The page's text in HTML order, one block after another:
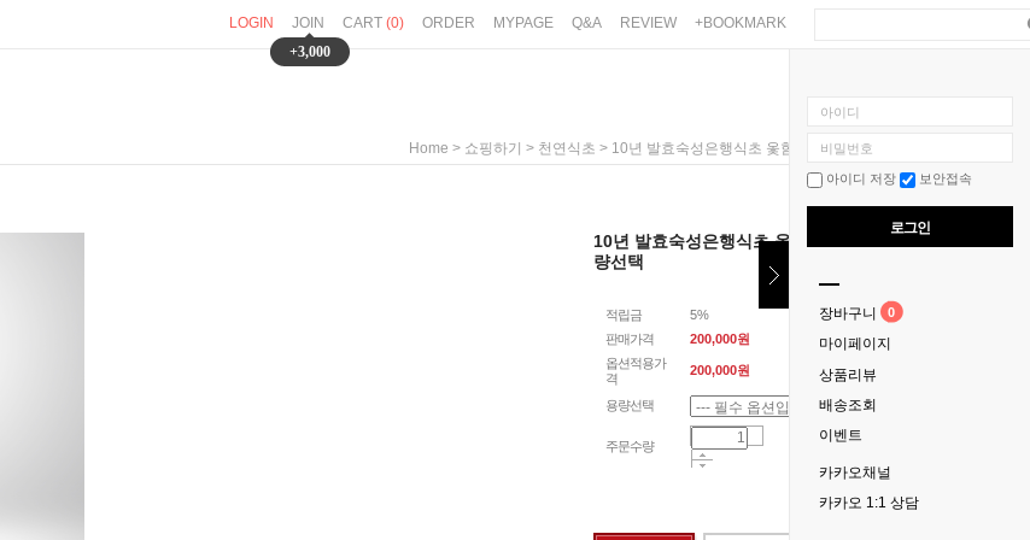
LOGIN
JOIN
+3,000
CART (0) ORDER MYPAGE Q&A REVIEW +BOOKMARK
아이디
비밀번호
아이디 저장 보안접속
로그인
장바구니 0
마이페이지
상품리뷰
배송조회
이벤트
카카오채널
카카오 1:1 상담
Home > 쇼핑하기 > 천연식초 > 10년 발효숙성은행식초 옻함유식초 750ml/750ml*2 용량선택
10년 발효숙성은행식초 옻함유식초 750ml/750ml*2 용
량선택
적립금
5%
판매가격
200,000원
옵션적용가
격
200,000원
용량선택
주문수량